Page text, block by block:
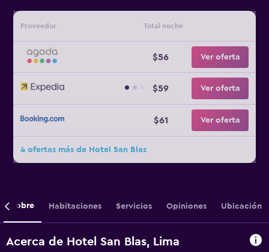
Proveedor Total noche
$56 Ver oferta
$59 Ver oferta
$61 Ver oferta
4 ofertas más de Hotel San Blas
Sobre Habitaciones Servicios Opiniones Ubicación
Acerca de Hotel San Blas, Lima